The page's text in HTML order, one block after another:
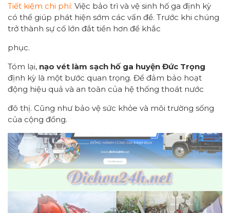
Tiết kiệm chi phí: Việc bảo trì và vệ sinh hố ga định kỳ
có thể giúp phát hiện sớm các vấn đề. Trước khi chúng
trở thành sự cố lớn đắt tiền hơn để khắc
phục.
Tóm lại, nạo vét làm sạch hố ga huyện Đức Trọng
định kỳ là một bước quan trọng. Để đảm bảo hoạt
động hiệu quả và an toàn của hệ thống thoát nước
đô thị. Cũng như bảo vệ sức khỏe và môi trường sống
của cộng đồng.